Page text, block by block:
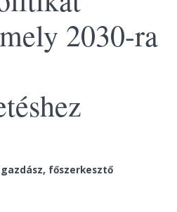
2030-ra
főszerkesztő